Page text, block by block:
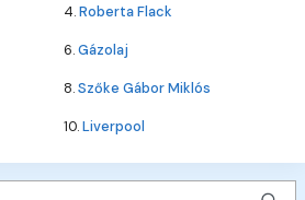
4.Roberta Flack
6.Gázolaj
8.Szőke Gábor Miklós
10.Liverpool